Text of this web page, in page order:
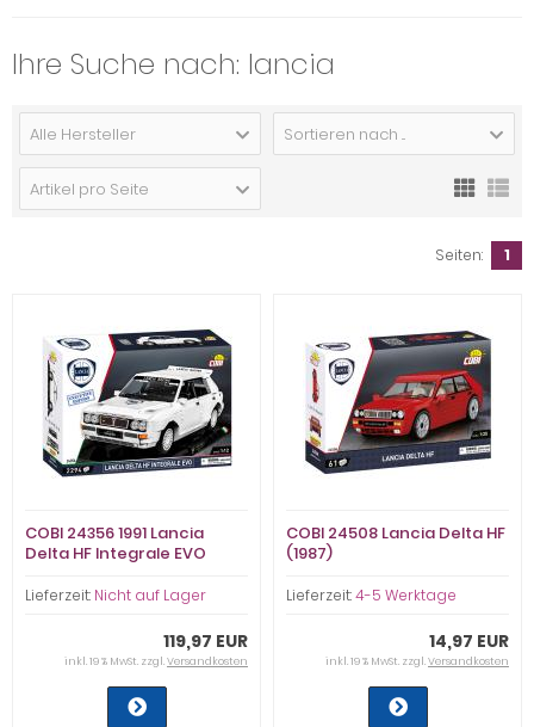
Ihre Suche nach: lancia
Alle Hersteller Sortieren nach ...
Artikel pro Seite
Seiten: 1
COBI 24356 1991 Lancia
Delta HF Integrale EVO
Lieferzeit: Nicht auf Lager
119,97 EUR
inkl. 19 % MwSt. zzgl.Versandkosten
COBI 24508 Lancia Delta HF
(1987)
Lieferzeit:4-5 Werktage
14,97 EUR
inkl. 19 % MwSt. zzgl.Versandkosten